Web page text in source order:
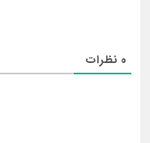
0 نظرات